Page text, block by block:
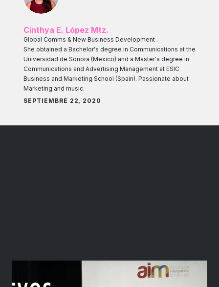
Cinthya E. López Mtz.
Global Comms & New Business Development .
She obtained a Bachelor's degree in Communications at the
Universidad de Sonora (Mexico) and a Master's degree in
Communications and Advertising Management at ESIC
Business and Marketing School (Spain). Passionate about
Marketing and music.
SEPTIEMBRE 22, 2020